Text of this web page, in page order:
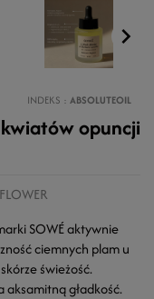
INDEKS ABSOLUTEOIL
opuncji
SOWÉ aktywnie
ciemnych plam u
świeżość.
gładkość.